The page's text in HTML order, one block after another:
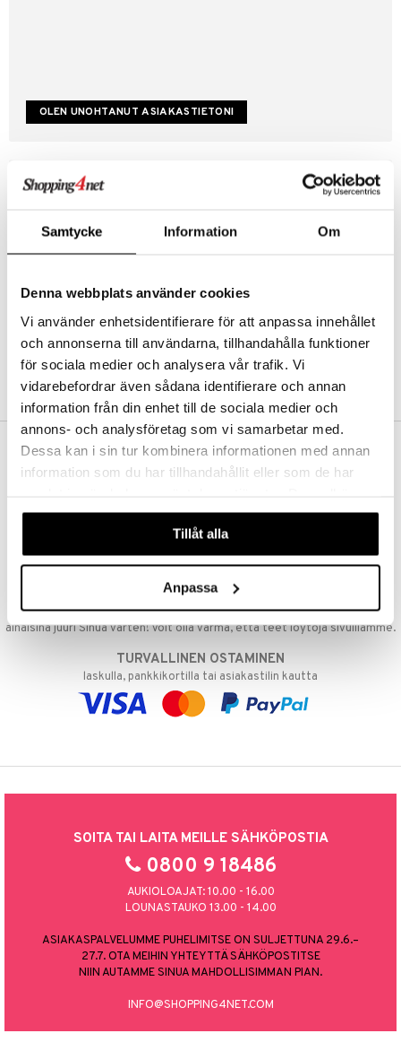
Samtycke Information Om
Denna webbplats använder cookies
Vi använder enhetsidentifierare för att anpassa innehållet
och annonserna till användarna, tillhandahålla funktioner
för sociala medier och analysera vår trafik. Vi
vidarebefordrar även sådana identifierare och annan
information från din enhet till de sociala medier och
annons- och analysföretag som vi samarbetar med.
Dessa kan i sin tur kombinera informationen med annan
information som du har tillhandahållit eller som de har
våra cookies vid fortsatt användande av vår webbplats.
Tillåt alla
Anpassa
Luo uusi asiakas
Tilauksen tila & historiikki
Kestotilaus
Arvostele tuotteita
Toivelistat
LUO ASIAKAS
ILMAINEN TOIMITUS YLI 50 €
NOPEAT TOIMITUKSET
päivänä
EDULLISET HINNAT
Ostamalla suuria eriä tuotteita varastoomme voimme pitää hinnat
alhaisina juuri Sinua varten! Voit olla varma, että teet löytöjä sivuillamme.
TURVALLINEN OSTAMINEN
laskulla, pankkikortilla tai asiakastilin kautta
SOITA TAI LAITA MEILLE SÄHKÖPOSTIA
0800 9 18486
AUKIOLOAJAT: 10.00 - 16.00
LOUNASTAUKO 13.00 - 14.00
ASIAKASPALVELUMME PUHELIMITSE ON SULJETTUNA 29.6.–
27.7. OTA MEIHIN YHTEYTTÄ SÄHKÖPOSTITSE
NIIN AUTAMME SINUA MAHDOLLISIMMAN PIAN.
INFO@SHOPPING4NET.COM